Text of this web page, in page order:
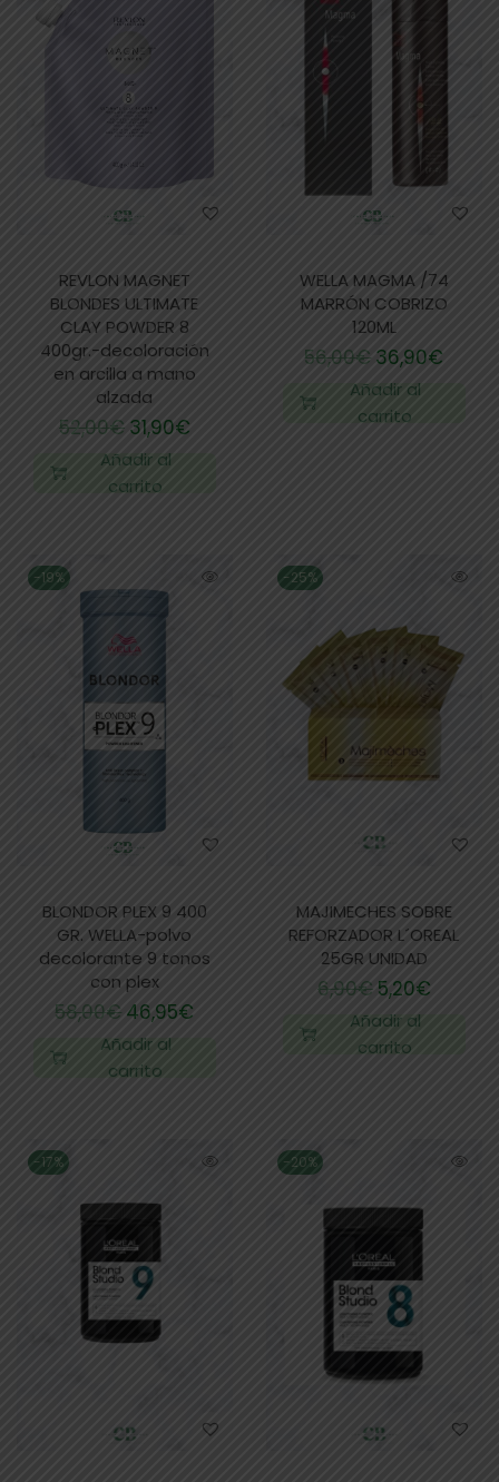
REVLON MAGNET
BLONDES ULTIMATE
CLAY POWDER 8
400gr.-decoloración
en arcilla a mano
alzada
52,00€ 31,90€
Añadir al
carrito
WELLA MAGMA /74
MARRÓN COBRIZO
120ML
56,00€ 36,90€
Añadir al
carrito
-19%
BLONDOR PLEX 9 400
GR. WELLA-polvo
decolorante 9 tonos
con plex
58,00€46,95€
Añadir al
carrito
-25%
MAJIMECHES SOBRE
REFORZADOR L´OREAL
25GR UNIDAD
6,90€ 5,20€
Añadir al
carrito
-17% -20%